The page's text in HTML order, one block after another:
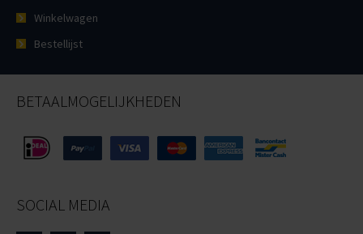
Winkelwagen
Bestellijst
BETAALMOGELIJKHEDEN
SOCIAL MEDIA